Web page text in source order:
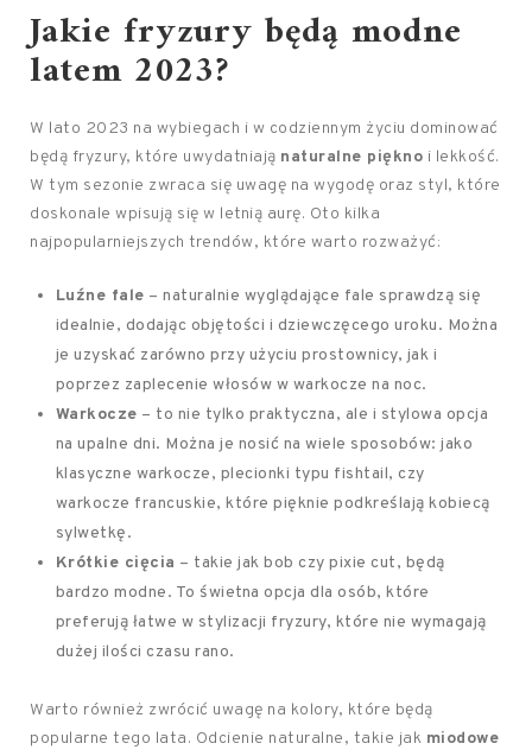
Jakie fryzury będą modne
latem 2023?
W lato 2023 na wybiegach i w codziennym życiu dominować
będą fryzury, które uwydatniają naturalne piękno i lekkość.
W tym sezonie zwraca się uwagę na wygodę oraz styl, które
doskonale wpisują się w letnią aurę. Oto kilka
najpopularniejszych trendów, które warto rozważyć:
Luźne fale – naturalnie wyglądające fale sprawdzą się
idealnie, dodając objętości i dziewczęcego uroku. Można
je uzyskać zarówno przy użyciu prostownicy, jak i
poprzez zaplecenie włosów w warkocze na noc.
Warkocze – to nie tylko praktyczna, ale i stylowa opcja
na upalne dni. Można je nosić na wiele sposobów: jako
klasyczne warkocze, plecionki typu fishtail, czy
warkocze francuskie, które pięknie podkreślają kobiecą
sylwetkę.
Krótkie cięcia – takie jak bob czy pixie cut, będą
bardzo modne. To świetna opcja dla osób, które
preferują łatwe w stylizacji fryzury, które nie wymagają
dużej ilości czasu rano.
Warto również zwrócić uwagę na kolory, które będą
popularne tego lata. Odcienie naturalne, takie jak miodowe